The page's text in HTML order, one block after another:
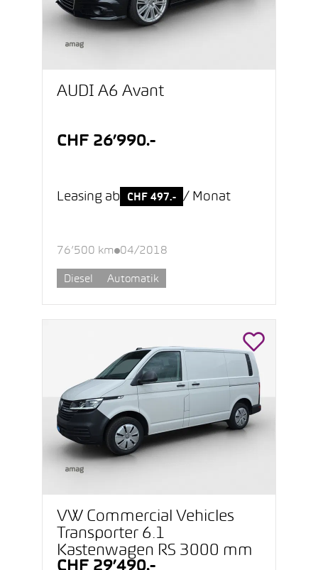
AUDI A6 Avant
CHF 26’990.-
Leasing ab CHF 497.- / Monat
76’500 km 04/2018
Diesel Automatik
VW Commercial Vehicles
Transporter 6.1
Kastenwagen RS 3000 mm
CHF 29’490.-